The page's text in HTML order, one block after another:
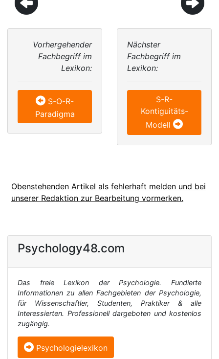
Vorhergehender
Fachbegriff im
Lexikon:
S-O-R-
Paradigma
Nächster
Fachbegriff im
Lexikon:
S-R-
Kontiguitäts-
Modell
Obenstehenden Artikel als fehlerhaft melden und bei
unserer Redaktion zur Bearbeitung vormerken.
Psychology48.com
Das freie Lexikon der Psychologie. Fundierte
Informationen zu allen Fachgebieten der Psychologie,
für Wissenschaftler, Studenten, Praktiker & alle
Interessierten. Professionell dargeboten und kostenlos
zugängig.
Psychologielexikon